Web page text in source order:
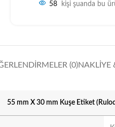
58 kişi şuanda bu
(0)NAKLIYE
55 mm X 30 mm Kuşe Etiket